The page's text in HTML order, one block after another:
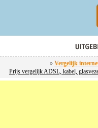
» Vergelijk
Prijs vergelijk ADSL, kabel,